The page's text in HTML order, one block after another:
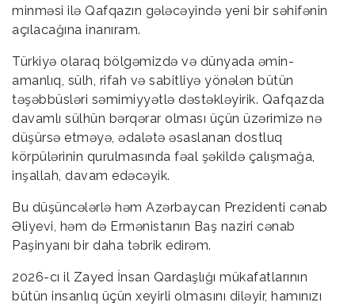
minməsi ilə Qafqazın gələcəyində yeni bir səhifənin
açılacağına inanıram.
Türkiyə olaraq bölgəmizdə və dünyada əmin-
amanlıq, sülh, rifah və sabitliyə yönələn bütün
təşəbbüsləri səmimiyyətlə dəstəkləyirik. Qafqazda
davamlı sülhün bərqərar olması üçün üzərimizə nə
düşürsə etməyə, ədalətə əsaslanan dostluq
körpülərinin qurulmasında fəal şəkildə çalışmağa,
inşallah, davam edəcəyik.
Bu düşüncələrlə həm Azərbaycan Prezidenti cənab
Əliyevi, həm də Ermənistanın Baş naziri cənab
Paşinyanı bir daha təbrik edirəm.
2026-cı il Zayed İnsan Qardaşlığı mükafatlarının
bütün insanlıq üçün xeyirli olmasını diləyir, hamınızı